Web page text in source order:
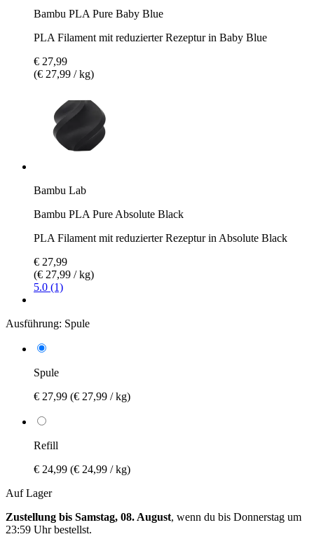
Bambu PLA Pure Baby Blue
PLA Filament mit reduzierter Rezeptur in Baby Blue
€ 27,99
(€ 27,99 / kg)
Bambu Lab
Bambu PLA Pure Absolute Black
PLA Filament mit reduzierter Rezeptur in Absolute Black
€ 27,99
(€ 27,99 / kg)
5.0 (1)
Ausführung: Spule
Spule
€ 27,99 (€ 27,99 / kg)
Refill
€ 24,99 (€ 24,99 / kg)
Auf Lager
Zustellung bis Samstag, 08. August, wenn du bis Donnerstag um
23:59 Uhrbestellst.